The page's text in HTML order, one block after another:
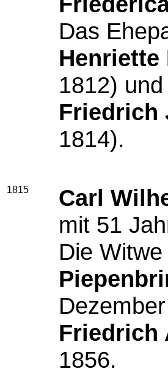
Das
Henriette
1812) und
Friedrich
1814).
1815
Carl
mit 51
Die Witwe
Friedrich
1856.